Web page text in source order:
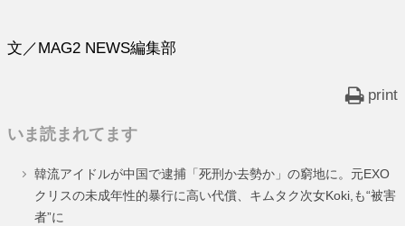
文／MAG2 NEWS編集部
print
いま読まれてます
韓流アイドルが中国で逮捕「死刑か去勢か」の窮地に。元EXO
クリスの未成年性的暴行に高い代償、キムタク次女Koki,も“被害
者”に